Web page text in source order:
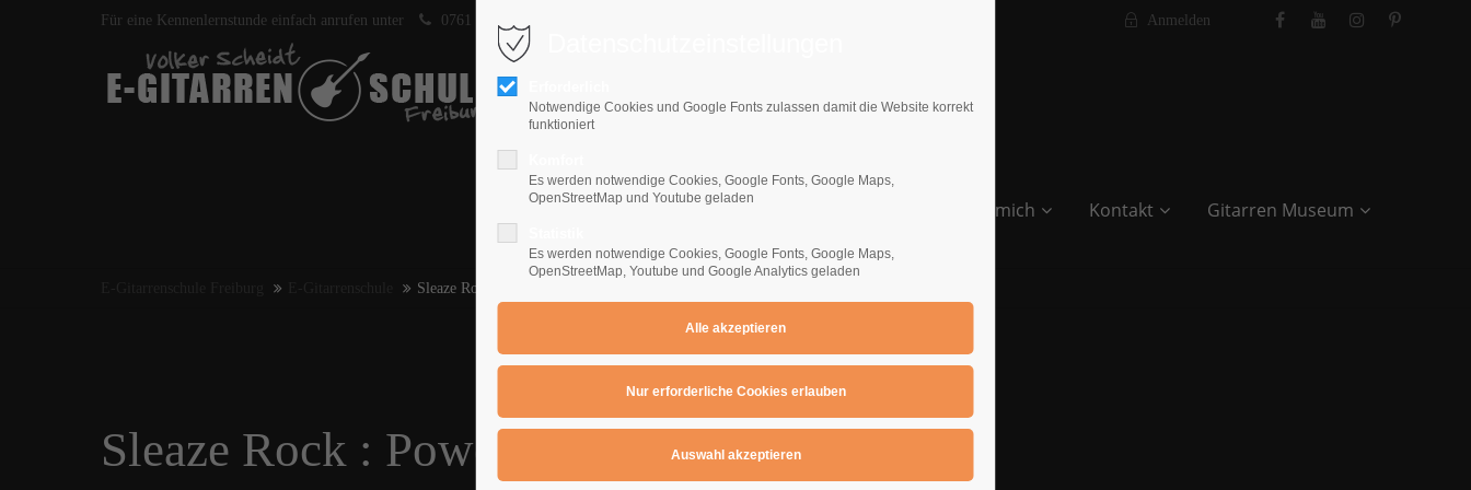
Für eine Kennenlernstunde einfach anrufen unter 0761 400 10 64 Anmelden
Home E-Gitarrenschule Über mich Kontakt Gitarren Museum
Sleaze Rock : Powerchord Training
Sleaze Rock : Powerchord Training
Notwendige Cookies und Google Fonts zulassen damit die Website korrekt
funktioniert
Es werden notwendige Cookies, Google Fonts, Google Maps,
OpenStreetMap und Youtube geladen
Es werden notwendige Cookies, Google Fonts, Google Maps,
OpenStreetMap, Youtube und Google Analytics geladen